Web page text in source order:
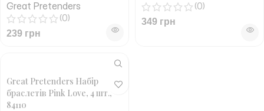
Great Pretenders
(0)
239 грн
(0)
349 грн
Great Pretenders Набір
браслетів Pink Love, 4 шт.,
84110